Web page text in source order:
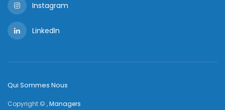
Instagram
LinkedIn
Qui Sommes Nous
Copyright © ,Managers